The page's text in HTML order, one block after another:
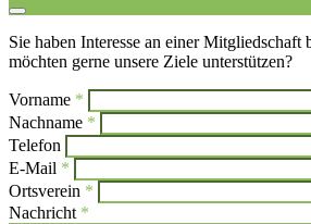
Sie haben Interesse an einer Mitgliedschaft
möchten gerne unsere Ziele unterstützen?
Vorname *
Nachname *
Telefon
E-Mail *
Ortsverein *
Nachricht *